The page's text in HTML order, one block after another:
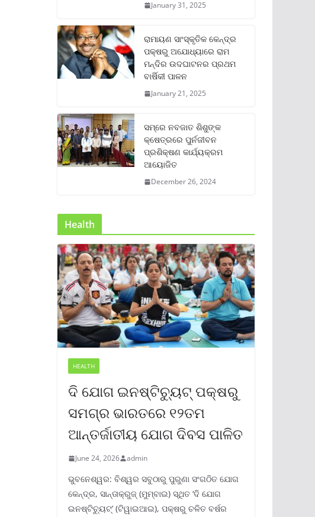
January 31, 2025
ରାମାୟଣ ସାଂସ୍କୃତିକ କେନ୍ଦ୍ର
ପକ୍ଷରୁ ଅଯୋଧ୍ୟାରେ ରାମ
ମନ୍ଦିର ଉଦଘାଟନର ପ୍ରଥମ
ବାର୍ଷିକୀ ପାଳନ
January 21, 2025
ସମ୍‌ରେ ନବଜାତ ଶିଶୁଙ୍କ
କ୍ଷେତ୍ରରେ ପୁର୍ନଜୀବନ
ପ୍ରଶିକ୍ଷଣ କାର୍ଯ୍ୟକ୍ରମ
ଆୟୋଜିତ
December 26, 2024
Health
HEALTH
ଦି ଯୋଗ ଇନଷ୍ଟିଚ୍ୟୁଟ୍ ପକ୍ଷରୁ
ସମଗ୍ର ଭାରତରେ ୧୨ତମ
ଆନ୍ତର୍ଜାତୀୟ ଯୋଗ ଦିବସ ପାଳିତ
June 24, 2026 admin
ଭୁବନେଶ୍ୱର: ବିଶ୍ୱର ସବୁଠାରୁ ପୁରୁଣା ସଂଗଠିତ ଯୋଗ
କେନ୍ଦ୍ର, ସାନ୍ତାକ୍ରୁଜ୍ (ମୁମ୍ବାଇ) ସ୍ଥିତ ‘ଦି ଯୋଗ
ଇନଷ୍ଟିଚ୍ୟୁଟ୍‌’ (ଟିୱାଇଆଇ), ପକ୍ଷରୁ ଚଳିତ ବର୍ଷର